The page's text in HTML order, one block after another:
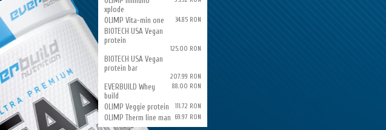
xplode
OLIMP Vita-min one 34.85 RON
BIOTECH USA Vegan
protein
125.00 RON
BIOTECH USA Vegan
protein bar
207.99 RON
EVERBUILD Whey
build
88.00 RON
OLIMP Veggie protein 111.72 RON
OLIMP Therm line man 69.97 RON